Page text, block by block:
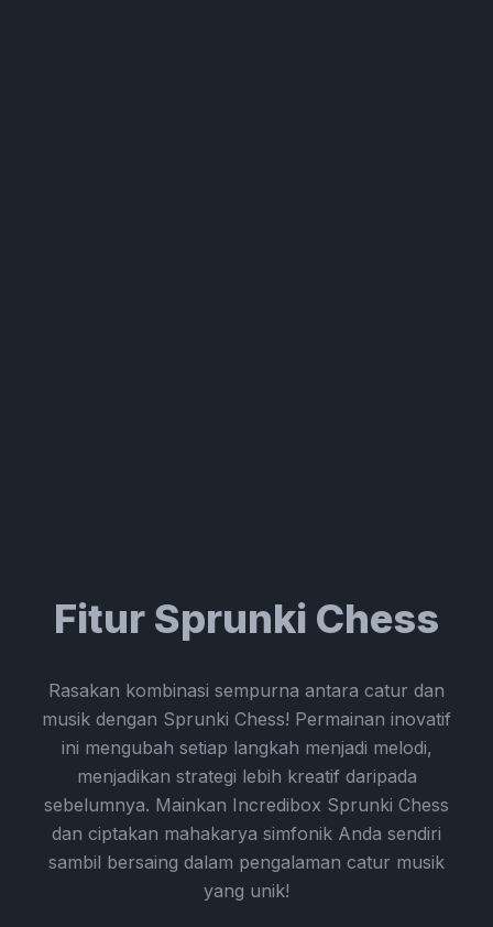
Fitur Sprunki Chess
Rasakan kombinasi sempurna antara catur dan
musik dengan Sprunki Chess! Permainan inovatif
ini mengubah setiap langkah menjadi melodi,
menjadikan strategi lebih kreatif daripada
sebelumnya. Mainkan Incredibox Sprunki Chess
dan ciptakan mahakarya simfonik Anda sendiri
sambil bersaing dalam pengalaman catur musik
yang unik!